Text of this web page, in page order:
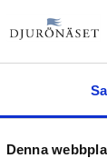
Denna